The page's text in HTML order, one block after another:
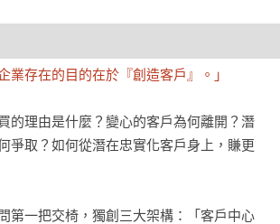
業存在的目的在於『創造客戶』。」
的理由是什麼？變心的客戶為何離開？潛
爭取？如何從潛在忠實化客戶身上，賺更
第一把交椅，獨創三大架構：「客戶中心